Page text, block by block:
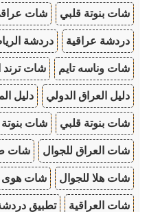
شات بنوتة قلبي شات
دردشة عراقية دردشة
شات وناسه تايم شات ترند
دليل العراق الدولي دليل
شات بنوتة قلبي شات
شات العراق للجوال شات
شات هلا للجوال شات هوى
شات العراقية تطبيق